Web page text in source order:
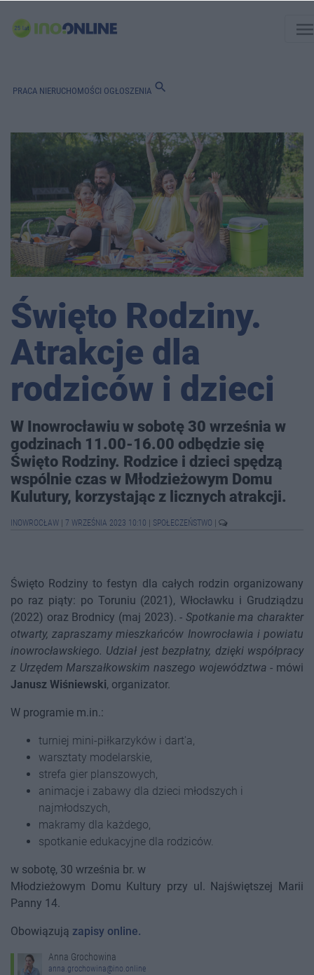
PRACA NIERUCHOMOŚCI OGŁOSZENIA search
Święto Rodziny.
Atrakcje dla
rodziców i dzieci
W Inowrocławiu w sobotę 30 września w
godzinach 11.00-16.00 odbędzie się
Święto Rodziny. Rodzice i dzieci spędzą
wspólnie czas w Młodzieżowym Domu
Kulutury, korzystając z licznych atrakcji.
INOWROCŁAW 7 WRZEŚNIA 2023 10:10 SPOŁECZEŃSTWO
Święto Rodziny to festyn dla całych rodzin organizowany
po raz piąty: po Toruniu (2021), Włocławku i Grudziądzu
(2022) oraz Brodnicy (maj 2023). - Spotkanie ma charakter
otwarty, zapraszamy mieszkańców Inowrocławia i powiatu
inowrocławskiego. Udział jest bezpłatny, dzięki współpracy
z Urzędem Marszałkowskim naszego województwa - mówi
Janusz Wiśniewski, organizator.
W programie m.in.:
turniej mini-piłkarzyków i dart'a,
warsztaty modelarskie,
strefa gier planszowych,
animacje i zabawy dla dzieci młodszych i
najmłodszych,
makramy dla każdego,
spotkanie edukacyjne dla rodziców.
w sobotę, 30 września br. w
Młodzieżowym Domu Kultury przy ul. Najświętszej Marii
Panny 14.
Obowiązują zapisy online.
Anna Grochowina
anna.grochowina@ino.online